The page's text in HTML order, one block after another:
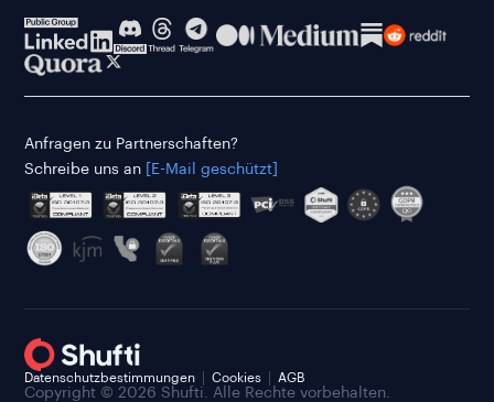
Anfragen zu Partnerschaften?
Schreibe uns an
[E-Mail geschützt]
Copyright © 2026 Shufti. Alle Rechte vorbehalten.
Datenschutzbestimmungen Cookies AGB